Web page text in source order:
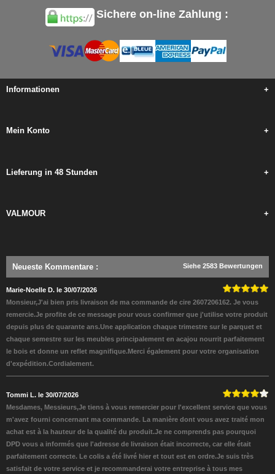
Sichere on-line Zahlung :
Informationen +
Mein Konto +
Lieferung in 48 Stunden +
VALMOUR +
Neueste Kommentare : Siehe 2583 Bewertungen
Marie-Noelle D. le 30/07/2026
Monsieur,J'ai bien pris livraison de ma commande de cire 2607206162. Je vous
remercie.Je profite de ce message pour vous confirmer que j'utilise votre produit
depuis plus de quarante ans.Une application chaque trimestre sur le parquet et
chaque semestre sur les meubles principalement en acajou nourrit parfaitement
le bois et donne un reflet magnifique.Merci également pour votre organisation
d'expédition.Cordialement.
Tommi L. le 30/07/2026
Mesdames, Messieurs,Je tiens à vous remercier pour l'excellent service que vous
m'avez fourni concernant ma commande. La manière dont vous avez traité mon
achat est à la hauteur de la qualité du produit.Je ne comprends pas pourquoi
DPD vous a informés que l'adresse de livraison était incorrecte, car elle était
parfaitement correcte. Le colis a été livré hier et tout est en ordre.Je suis très
satisfait de votre service et je recommanderai votre entreprise à tous mes